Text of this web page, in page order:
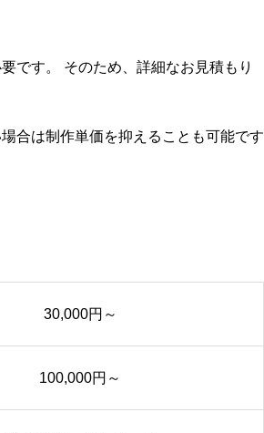
です。 そのため、詳細なお見積もり
合は制作単価を抑えることも可能です
30,000円～
100,000円～